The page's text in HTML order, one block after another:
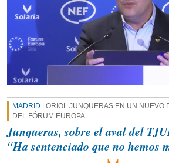
MADRID | ORIOL JUNQUERAS EN UN NUEVO
DEL FÓRUM EUROPA
Junqueras, sobre el aval del
“Ha sentenciado que no hemos